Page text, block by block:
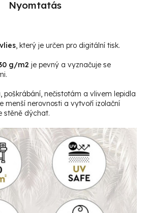
Nyomtatás
vlies, který je určen pro digitální tisk.
g/m2 je pevný a vyznačuje se
poškrábání, nečistotám a vlivem lepidla
menší nerovnosti a vytvoří izolační
stěně dýchat.